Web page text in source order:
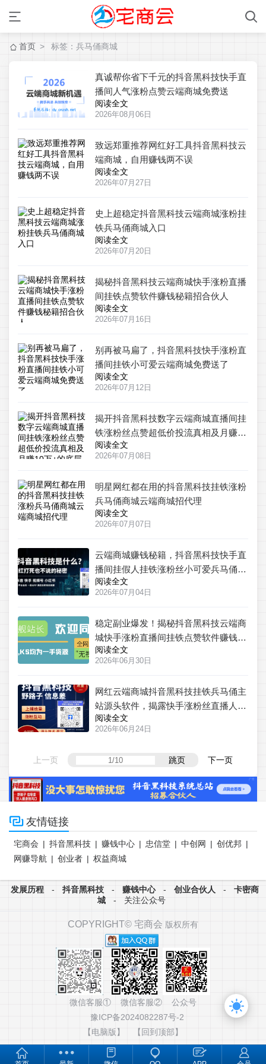
首页 > 标签：兵马俑商城
真诚帮你省下千元的抖音黑科技快手直
播间人气涨粉点赞云端商城免费送
阅读全文
2026年08月06日
致远郑重推荐网红好工具抖音黑科技云
端商城，自用赚钱两不误
阅读全文
2026年07月27日
史上超稳定抖音黑科技云端商城涨粉挂
铁兵马俑商城入口
阅读全文
2026年07月20日
揭秘抖音黑科技云端商城快手涨粉直播
间挂铁点赞软件赚钱秘籍招合伙人
阅读全文
2026年07月16日
别再被马扁了，抖音黑科技快手涨粉直
播间挂铁小可爱云端商城免费送了
阅读全文
2026年07月12日
揭开抖音黑科技数字云端商城直播间挂
铁涨粉丝点赞超低价投流真相及月赚10
万+的底层逻辑
阅读全文
2026年07月08日
明星网红都在用的抖音黑科技挂铁涨粉
兵马俑商城云端商城招代理
阅读全文
2026年07月07日
云端商城赚钱秘籍，抖音黑科技快手直
播间挂假人挂铁涨粉丝小可爱兵马俑商
城招代理
阅读全文
2026年07月04日
稳定副业爆发！揭秘抖音黑科技云端商
城快手涨粉直播间挂铁点赞软件赚钱秘
籍
阅读全文
2026年06月30日
网红云端商城抖音黑科技挂铁兵马俑主
站源头软件，揭露快手涨粉丝直播人气
快速攀升的秘密 招合伙人
阅读全文
2026年06月24日
上一页 跳页 下一页
 友情链接
宅商会 | 抖音黑科技 | 赚钱中心 | 忠信堂 | 中创网 | 创优邦 |
网赚导航 | 创业者 | 权益商城
发展历程 - 抖音黑科技 - 赚钱中心 - 创业合伙人 -
卡密商
城
- 关注公众号
COPYRIGHT© 宅商会 版权所有
微信客服① 微信客服② 公众号
豫ICP备2024082287号-2
【电脑版】
【回到顶部】